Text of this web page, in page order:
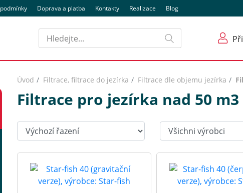
podmínky Doprava a platba Kontakty Realizace Blog
Hledat
Úvod Filtrace, filtrace do jezírka Filtrace dle objemu jezírka
Filtrace pro jezírka nad 50 m3
Seřadit: Výrobci: